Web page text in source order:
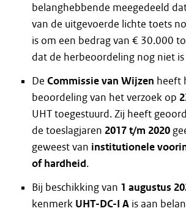
belanghebbende meegedeeld
van de uitgevoerde lichte toets
is om een bedrag van € 30.000
dat de herbeoordeling nog niet
De Commissie van Wijzen heeft
beoordeling van het verzoek op
UHT toegestuurd. Zij heeft
de toeslagjaren 2017 t/m 2020
geweest van institutionele
of hardheid.
Bij beschikking van 1 augustus
kenmerk UHT-DC-I A is aan